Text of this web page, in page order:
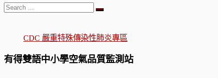
Search
Search
CDC 嚴重特殊傳染性肺炎專區
有得雙語中小學空氣品質監測站